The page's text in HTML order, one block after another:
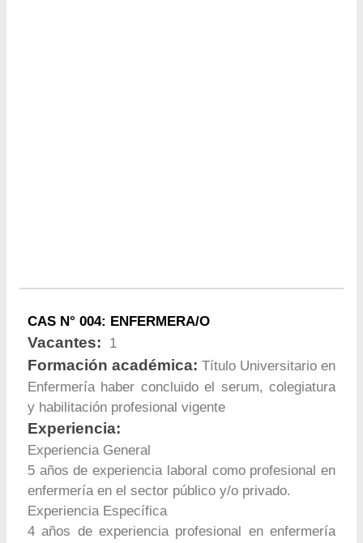
CAS N° 004: ENFERMERA/O
Vacantes: 1
Formación académica: Título Universitario en
Enfermería haber concluido el serum, colegiatura
y habilitación profesional vigente
Experiencia:
Experiencia General
5 años de experiencia laboral como profesional en
enfermería en el sector público y/o privado.
Experiencia Específica
4 años de experiencia profesional en enfermería